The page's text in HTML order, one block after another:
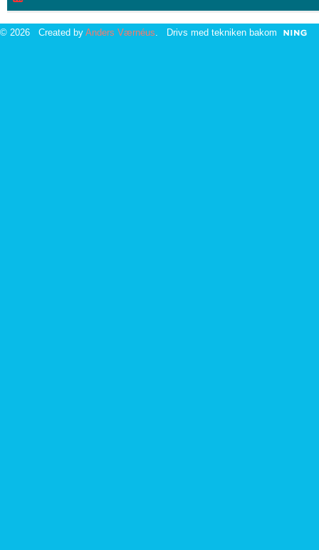
© 2026 Created by Anders Værnéus . Drivs med tekniken bakom